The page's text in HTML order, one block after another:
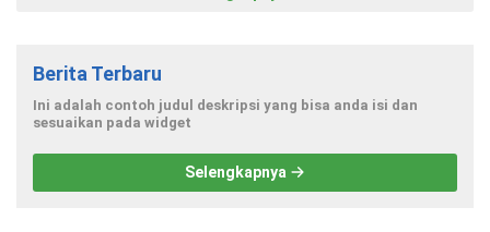
Berita Terbaru
Ini adalah contoh judul deskripsi yang bisa anda isi dan
sesuaikan pada widget
Selengkapnya